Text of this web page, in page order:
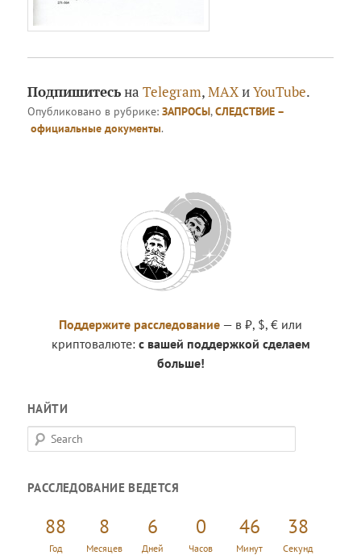
ПодпишитесьнаTelegram,MAXиYouTube.
Опубликовано в рубрике:ЗАПРОСЫ,СЛЕДСТВИЕ –
официальные документы.
Поддержите расследование — в ₽, $, € или
криптовалюте: с вашей поддержкой сделаем
больше!
НАЙТИ
e
r
РАССЛЕДОВАНИЕ ВЕДЕТСЯ
88
Год
8
Месяцев
6
Дней
0
Часов
46
Минут
38
Секунд